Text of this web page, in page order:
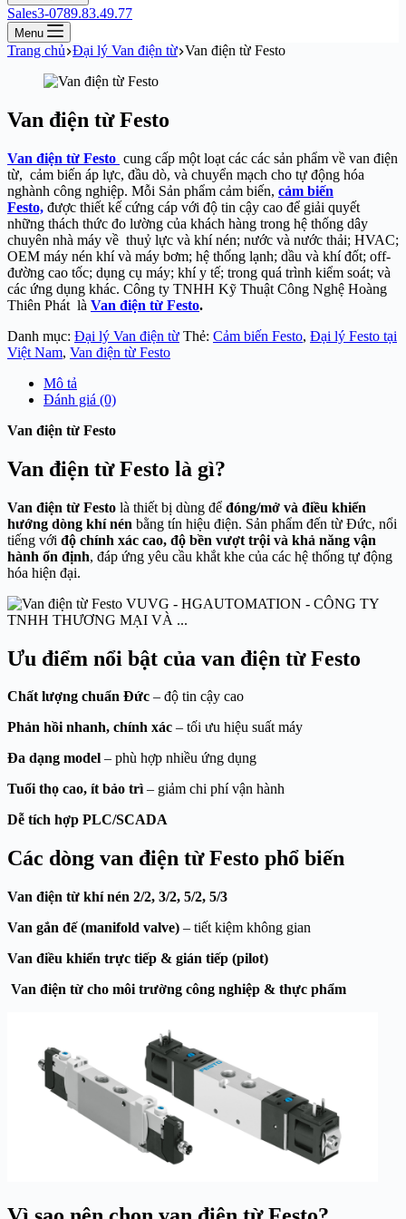
Sales3-0789.83.49.77
Menu
Trang chủ Đại lý Van điện từ Van điện từ Festo
Van điện từ Festo
Van điện từ Festo cung cấp một loạt các các sản phẩm về van điện
từ, cảm biến áp lực, đầu dò, và chuyển mạch cho tự động hóa
nghành công nghiệp. Mỗi Sản phẩm cảm biến, cảm biến
Festo, được thiết kế cứng cáp với độ tin cậy cao để giải quyết
những thách thức đo lường của khách hàng trong hệ thống dây
chuyên nhà máy về thuỷ lực và khí nén; nước và nước thải; HVAC;
OEM máy nén khí và máy bơm; hệ thống lạnh; dầu và khí đốt; off-
đường cao tốc; dụng cụ máy; khí y tế; trong quá trình kiểm soát; và
các ứng dụng khác. Công ty TNHH Kỹ Thuật Công Nghệ Hoàng
Thiên Phát là Van điện từ Festo.
Danh mục: Đại lý Van điện từ Thẻ: Cảm biến Festo, Đại lý Festo tại
Việt Nam, Van điện từ Festo
Mô tả
Đánh giá (0)
Van điện từ Festo
Van điện từ Festo là gì?
Van điện từ Festo là thiết bị dùng để đóng/mở và điều khiển
hướng dòng khí nén bằng tín hiệu điện. Sản phẩm đến từ Đức, nổi
tiếng với độ chính xác cao, độ bền vượt trội và khả năng vận
hành ổn định, đáp ứng yêu cầu khắt khe của các hệ thống tự động
hóa hiện đại.
Ưu điểm nổi bật của van điện từ Festo
Chất lượng chuẩn Đức – độ tin cậy cao
Phản hồi nhanh, chính xác – tối ưu hiệu suất máy
Đa dạng model – phù hợp nhiều ứng dụng
Tuổi thọ cao, ít bảo trì– giảm chi phí vận hành
Dễ tích hợp PLC/SCADA
Các dòng van điện từ Festo phổ biến
Van điện từ khí nén 2/2, 3/2, 5/2, 5/3
Van gắn đế (manifold valve) – tiết kiệm không gian
Van điều khiển trực tiếp & gián tiếp (pilot)
Van điện từ cho môi trường công nghiệp & thực phẩm